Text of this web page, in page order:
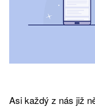
Asi každý z nás již